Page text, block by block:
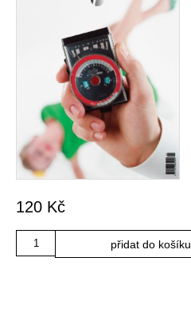
120 Kč
Množství
přidat do košíku